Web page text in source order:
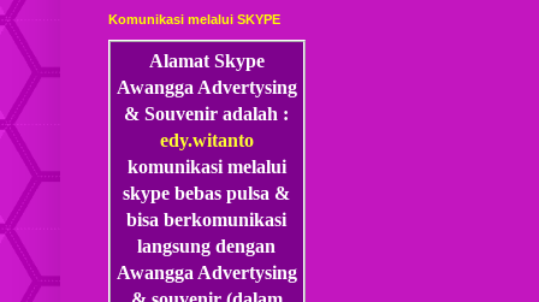
Komunikasi melalui SKYPE
Alamat Skype
Awangga Advertysing
& Souvenir adalah :
edy.witanto
komunikasi melalui
skype bebas pulsa &
bisa berkomunikasi
langsung dengan
Awangga Advertysing